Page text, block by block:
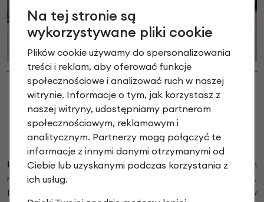
Brompton Bicycleto kultowy brytyjski producent składanych
rowerów, ręcznie wytwarzanych w Londynie od 1975 roku.
Firma słynie z innowacyjnego, stalowego roweru, który w
Na tej stronie są
wykorzystywane pliki cookie
Plików cookie używamy do spersonalizowania
treści i reklam, aby oferować funkcje
społecznościowe i analizować ruch w naszej
witrynie. Informacje o tym, jak korzystasz z
naszej witryny, udostępniamy partnerom
społecznościowym, reklamowym i
analitycznym. Partnerzy mogą połączyć te
informacje z innymi danymi otrzymanymi od
Ciebie lub uzyskanymi podczas korzystania z
ich usług.